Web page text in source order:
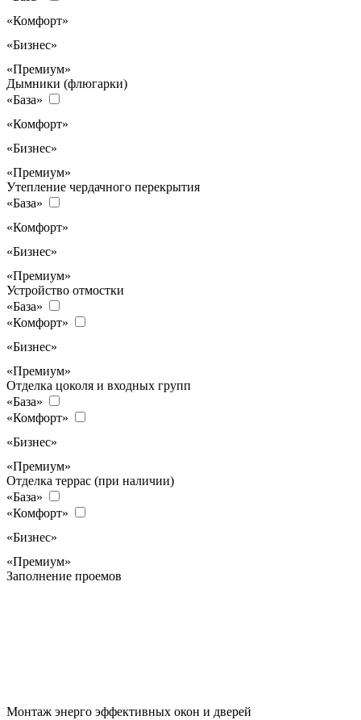
«Комфорт»
«Бизнес»
«Премиум»
Дымники (флюгарки)
«База»
«Комфорт»
«Бизнес»
«Премиум»
Утепление чердачного перекрытия
«База»
«Комфорт»
«Бизнес»
«Премиум»
Устройство отмостки
«База»
«Комфорт»
«Бизнес»
«Премиум»
Отделка цоколя и входных групп
«База»
«Комфорт»
«Бизнес»
«Премиум»
Отделка террас (при наличии)
«База»
«Комфорт»
«Бизнес»
«Премиум»
Заполнение проемов
Монтаж энерго эффективных окон и дверей